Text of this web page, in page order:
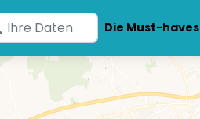
Geben
Sie
Ihre
Die Must-haves